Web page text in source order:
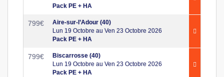
Pack PE + HA
799€
Aire-sur-l’Adour (40)
Lun 19 Octobre au Ven 23 Octobre 2026
Pack PE + HA
799€
Biscarrosse (40)
Lun 19 Octobre au Ven 23 Octobre 2026
Pack PE + HA